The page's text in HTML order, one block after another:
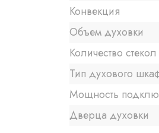
Конвекция
Объем духовки
Количество
Тип духового
Мощность
Дверца духовки